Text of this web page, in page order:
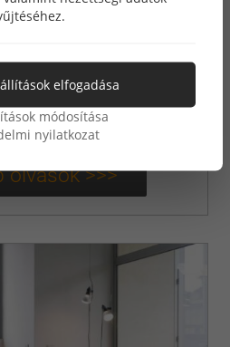
kivitel
elfogadása
módosítása
nyilatkozat